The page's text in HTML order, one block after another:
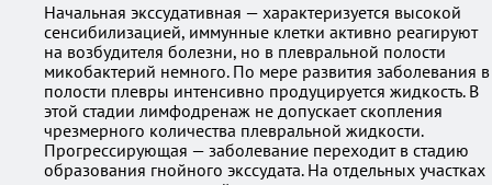
Начальная экссудативная — характеризуется высокой
сенсибилизацией, иммунные клетки активно реагируют
на возбудителя болезни, но в плевральной полости
микобактерий немного. По мере развития заболевания в
полости плевры интенсивно продуцируется жидкость. В
этой стадии лимфодренаж не допускает скопления
чрезмерного количества плевральной жидкости.
Прогрессирующая — заболевание переходит в стадию
образования гнойного экссудата. На отдельных участках